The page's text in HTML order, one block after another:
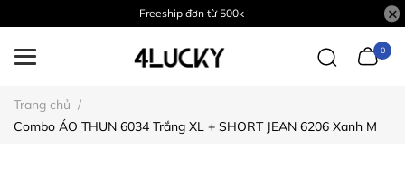
Freeship đơn từ 500k
0
Trang chủ /
Combo ÁO THUN 6034 Trắng XL + SHORT JEAN 6206 Xanh M